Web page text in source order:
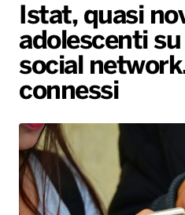
Hit
PALATOUR
Locali
Musica e
Sport
Leggerissime
Playlist
Novità
Notiziario
Interviste
Speciale
Gallery
Radio Norba
Voce al Bari
Gallery
Istat, quasi
adolescenti
social
connessi